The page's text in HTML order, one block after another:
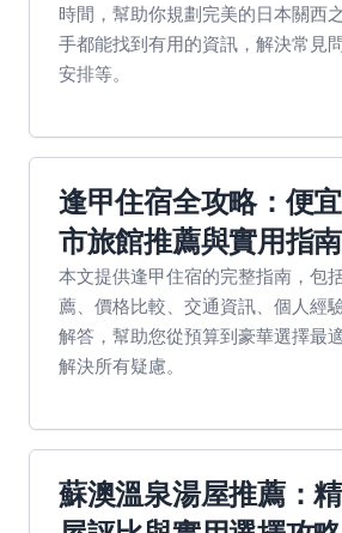
時間，幫助你規劃完美的日本關西
手都能找到有用的資訊，解決常見
安排等。
逢甲住宿全攻略：便
市旅館推薦與實用指南
本文提供逢甲住宿的完整指南，包
薦、價格比較、交通資訊、個人經
解答，幫助您從預算到豪華選擇最
解決所有疑慮。
蘇澳溫泉湯屋推薦：